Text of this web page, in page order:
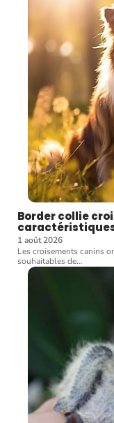
Border collie
1 août 2026
Les croisements canins
souhaitables de…